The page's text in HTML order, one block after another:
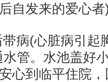
自发来的爱心
病(心脏病引起
管。水池盖好
心到临平住院